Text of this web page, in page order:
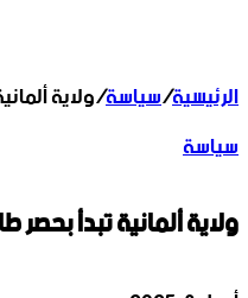
الرئيسية/سياسة/ولاية
سياسة
ولاية ألمانية تبدأ